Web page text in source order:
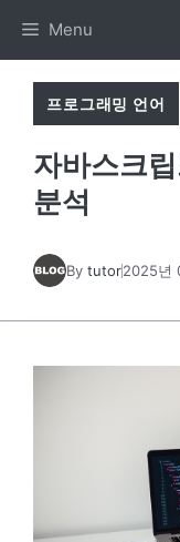
Menu
프로그래밍 언어
자바스크
분석
By tutor2025년